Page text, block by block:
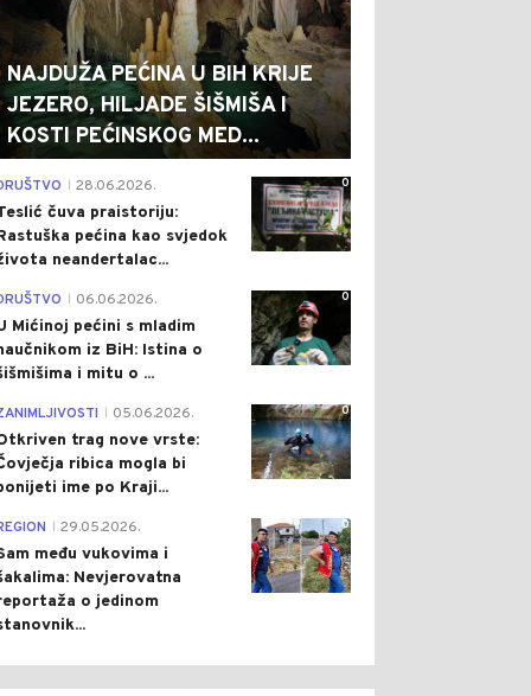
NAJDUŽA PEĆINA U BIH KRIJE
JEZERO, HILJADE ŠIŠMIŠA I
KOSTI PEĆINSKOG MED...
0
28.06.2026.
čuva praistoriju:
pećina kao svjedok
neandertalac...
0
06.06.2026.
Mićinoj pećini s mladim
iz BiH: Istina o
i mitu o ...
0
05.06.2026.
trag nove vrste:
ribica mogla bi
ime po Kraji...
0
29.05.2026.
među vukovima i
Nevjerovatna
o jedinom